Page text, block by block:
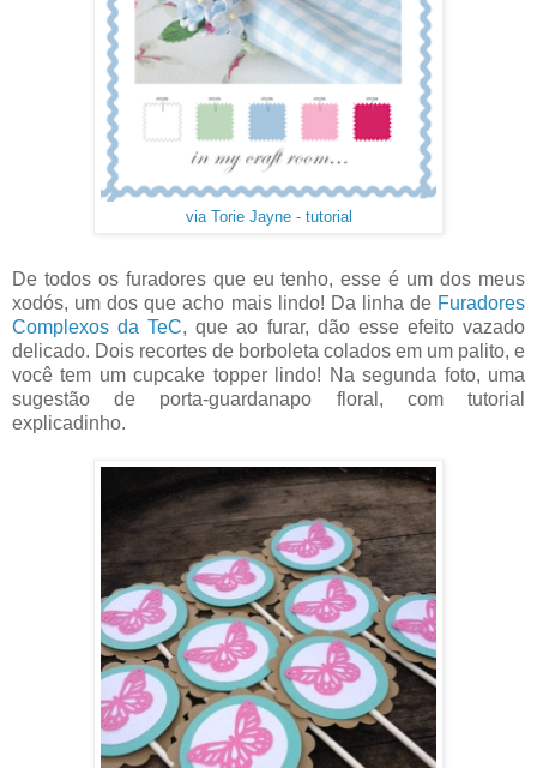
via Torie Jayne - tutorial
De todos os furadores que eu tenho, esse é um dos meus
xodós, um dos que acho mais lindo! Da linha de Furadores
Complexos da TeC, que ao furar, dão esse efeito vazado
delicado. Dois recortes de borboleta colados em um palito, e
você tem um cupcake topper lindo! Na segunda foto, uma
sugestão de porta-guardanapo floral, com tutorial
explicadinho.